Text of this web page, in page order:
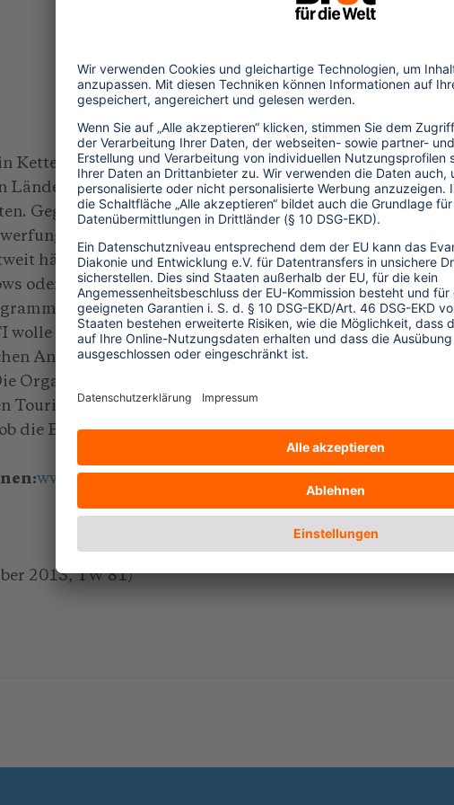
Ketten leiden in Asien als Touristenattraktionen. Auch in
Ländern werden Elefantenreiten und ähnliche
Gegen den illegalen Fang der Tiere und die grausamen
setzt sich die Tierschutzorganisation
hätten bereits zahlreiche Unternehmen zugesagt,
oder andere Attraktionen, für die Elefanten gequält
zu nehmen, heißt es bei Pro Wildlife. Der
wolle sie aber weiterhin beibehalten. Kunden würden mit
Angeboten jedoch eher abgeschreckt als angezogen,
Organisation hat einen Kriterienkatalog für einen
Tourismus entwickelt, der Touristen und Reiseanbietern
die Bedürfnisse der Tiere geachtet werden.
www.prowildlife.de/Elefantentourismus
2015, TW 81)